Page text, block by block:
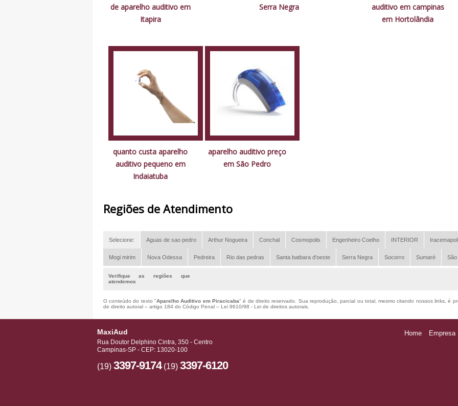
de aparelho auditivo em
Itapira
Serra Negra
auditivo em campinas
em Hortolândia
quanto custa aparelho
auditivo pequeno em
Indaiatuba
aparelho auditivo preço
em São Pedro
Regiões de Atendimento
Selecione: Aguas de sao pedro Arthur Nogueira Conchal Cosmopolis Engenheiro Coelho INTERIOR
Mogi mirim Nova Odessa Pedreira Rio das pedras Santa batbara d'oeste Serra Negra Socorro Sumaré São
Verifique as regiões que
atendemos
O conteúdo do texto "Aparelho Auditivo em Piracicaba" é de direito reservado. Sua reprodução, parcial ou total, mesmo citando nossos links, é
de direito autoral – artigo 184 do Código Penal – Lei 9610/98 - Lei de direitos autorais.
MaxiAud
Rua Doutor Delphino Cintra, 350 - Centro
Campinas-SP - CEP: 13020-100
(19) 3397-9174(19) 3397-6120
Home Empresa